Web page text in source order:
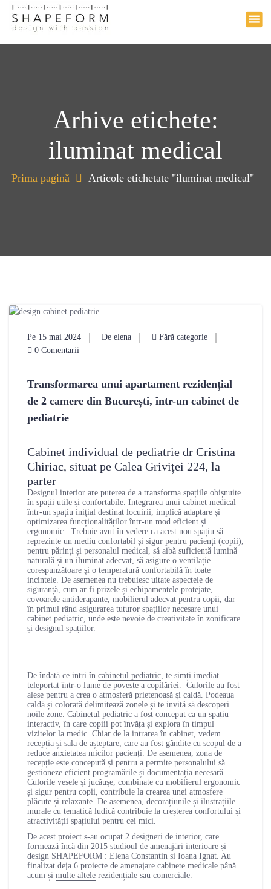
Design with passion
Arhive etichete:
iluminat medical
Prima pagină Articole etichetate "iluminat medical"
Pe 15 mai 2024 De elena
Fără categorie
0 Comentarii
Transformarea unui apartament rezidențial
de 2 camere din București, într-un cabinet de
pediatrie
Cabinet individual de pediatrie dr Cristina
Chiriac, situat pe Calea Griviței 224, la
parter
Designul interior are puterea de a transforma spațiile obișnuite
în spații utile și confortabile. Integrarea unui cabinet medical
într-un spațiu inițial destinat locuirii, implică adaptare și
optimizarea funcționalităților într-un mod eficient și
ergonomic. Trebuie avut în vedere ca acest nou spațiu să
reprezinte un mediu confortabil și sigur pentru pacienți (copii),
pentru părinți și personalul medical, să aibă suficientă lumină
naturală și un iluminat adecvat, să asigure o ventilație
corespunzătoare și o temperatură confortabilă în toate
incintele. De asemenea nu trebuiesc uitate aspectele de
siguranță, cum ar fi prizele și echipamentele protejate,
covoarele antiderapante, mobilierul adecvat pentru copii, dar
în primul rând asigurarea tuturor spațiilor necesare unui
cabinet pediatric, unde este nevoie de creativitate în zonificare
și designul spațiilor.
De îndată ce intri în cabinetul pediatric , te simți imediat
teleportat într-o lume de poveste a copilăriei. Culorile au fost
alese pentru a crea o atmosferă prietenoasă și caldă. Podeaua
caldă și colorată delimitează zonele și te invită să descoperi
noile zone. Cabinetul pediatric a fost conceput ca un spațiu
interactiv, în care copiii pot învăța și explora în timpul
vizitelor la medic. Chiar de la intrarea în cabinet, vedem
recepția și sala de așteptare, care au fost gândite cu scopul de a
reduce anxietatea micilor pacienți. De asemenea, zona de
recepție este concepută și pentru a permite personalului să
gestioneze eficient programările și documentația necesară.
Culorile vesele și jucăușe, combinate cu mobilierul ergonomic
și sigur pentru copii, contribuie la crearea unei atmosfere
plăcute și relaxante. De asemenea, decorațiunile și ilustrațiile
murale cu tematică ludică contribuie la creșterea confortului și
atractivității spațiului pentru cei mici.
De acest proiect s-au ocupat 2 designeri de interior, care
formează încă din 2015 studioul de amenajări interioare și
design SHAPEFORM : Elena Constantin si Ioana Ignat. Au
finalizat deja 6 proiecte de amenajare cabinete medicale până
acum și multe altele rezidențiale sau comerciale.